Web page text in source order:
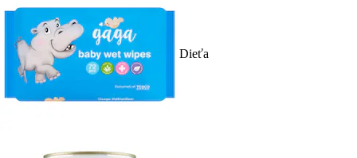
Dieťa